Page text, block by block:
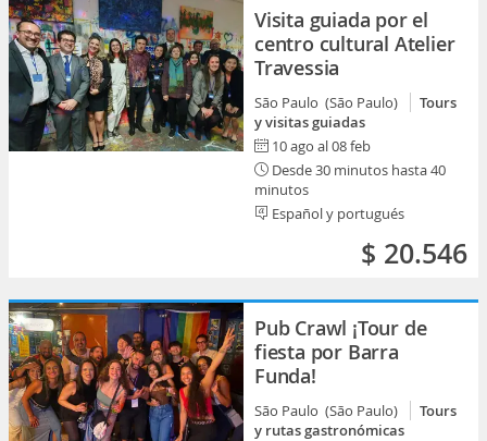
Visita guiada por el
centro cultural Atelier
Travessia
São Paulo (São Paulo)
Tours
y visitas guiadas
10 ago al 08 feb
Desde 30 minutos hasta 40
minutos
Español y portugués
$ 20.546
Pub Crawl ¡Tour de
fiesta por Barra
Funda!
São Paulo (São Paulo)
Tours
y rutas gastronómicas